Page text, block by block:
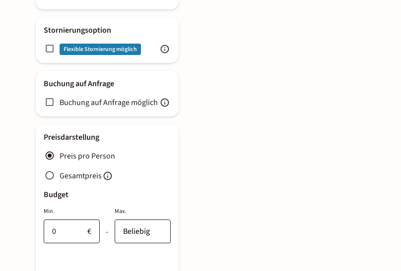
Stornierungsoption
Flexible Stornierung möglich
Buchung auf Anfrage
Buchung auf Anfrage möglich
Preisdarstellung
Preis pro Person
Gesamtpreis
Budget
Min.
€ -
Max.